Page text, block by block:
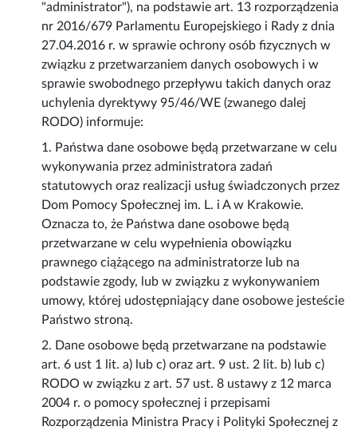
"administrator"), na podstawie art. 13 rozporządzenia
nr 2016/679 Parlamentu Europejskiego i Rady z dnia
27.04.2016 r. w sprawie ochrony osób fizycznych w
związku z przetwarzaniem danych osobowych i w
sprawie swobodnego przepływu takich danych oraz
uchylenia dyrektywy 95/46/WE (zwanego dalej
RODO) informuje:
1. Państwa dane osobowe będą przetwarzane w celu
wykonywania przez administratora zadań
statutowych oraz realizacji usług świadczonych przez
Dom Pomocy Społecznej im. L. i A w Krakowie.
Oznacza to, że Państwa dane osobowe będą
przetwarzane w celu wypełnienia obowiązku
prawnego ciążącego na administratorze lub na
podstawie zgody, lub w związku z wykonywaniem
umowy, której udostępniający dane osobowe jesteście
Państwo stroną.
2. Dane osobowe będą przetwarzane na podstawie
art. 6 ust 1 lit. a) lub c) oraz art. 9 ust. 2 lit. b) lub c)
RODO w związku z art. 57 ust. 8 ustawy z 12 marca
2004 r. o pomocy społecznej i przepisami
Rozporządzenia Ministra Pracy i Polityki Społecznej z